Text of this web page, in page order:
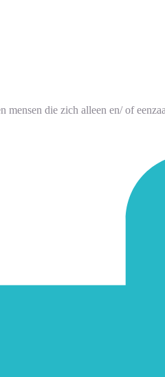
die zich alleen en/ of